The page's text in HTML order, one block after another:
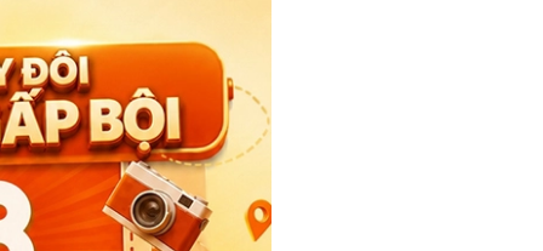
du lịch;
du lịch;
tour du lịch;
phí;